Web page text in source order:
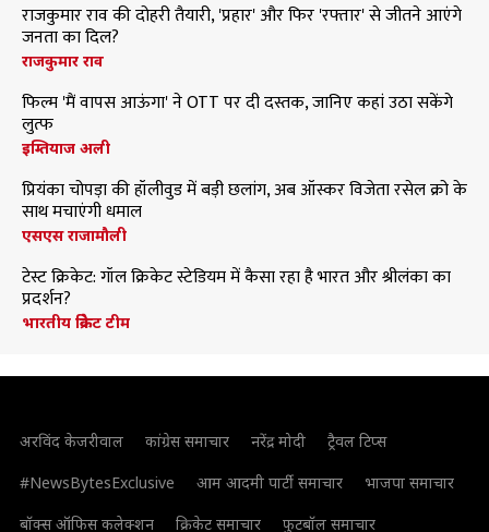
राजकुमार राव की दोहरी तैयारी, 'प्रहार' और फिर 'रफ्तार' से जीतने आएंगे
जनता का दिल?
राजकुमार राव
फिल्म 'मैं वापस आऊंगा' ने OTT पर दी दस्तक, जानिए कहां उठा सकेंगे
लुत्फ
इम्तियाज अली
प्रियंका चोपड़ा की हॉलीवुड में बड़ी छलांग, अब ऑस्कर विजेता रसेल क्रो के
साथ मचाएंगी धमाल
एसएस राजामौली
टेस्ट क्रिकेट: गॉल क्रिकेट स्टेडियम में कैसा रहा है भारत और श्रीलंका का
प्रदर्शन?
भारतीय क्रिकेट टीम
अरविंद केजरीवाल कांग्रेस समाचार नरेंद्र मोदी
ट्रैवल टिप्स
#NewsBytesExclusive
आम आदमी पार्टी समाचार
भाजपा समाचार
बॉक्स ऑफिस कलेक्शन
क्रिकेट समाचार
फुटबॉल समाचार